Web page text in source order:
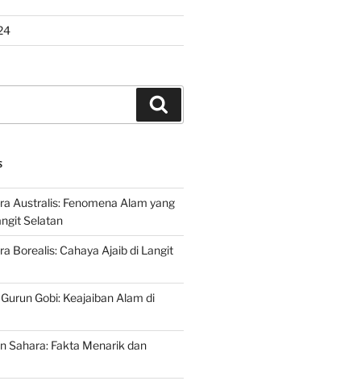
Australis: Fenomena Alam yang
Selatan
Borealis: Cahaya Ajaib di Langit
Gobi: Keajaiban Alam di
Sahara: Fakta Menarik dan